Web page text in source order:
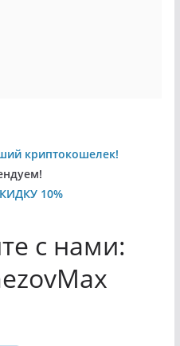
криптокошелек!
10%
с нами: